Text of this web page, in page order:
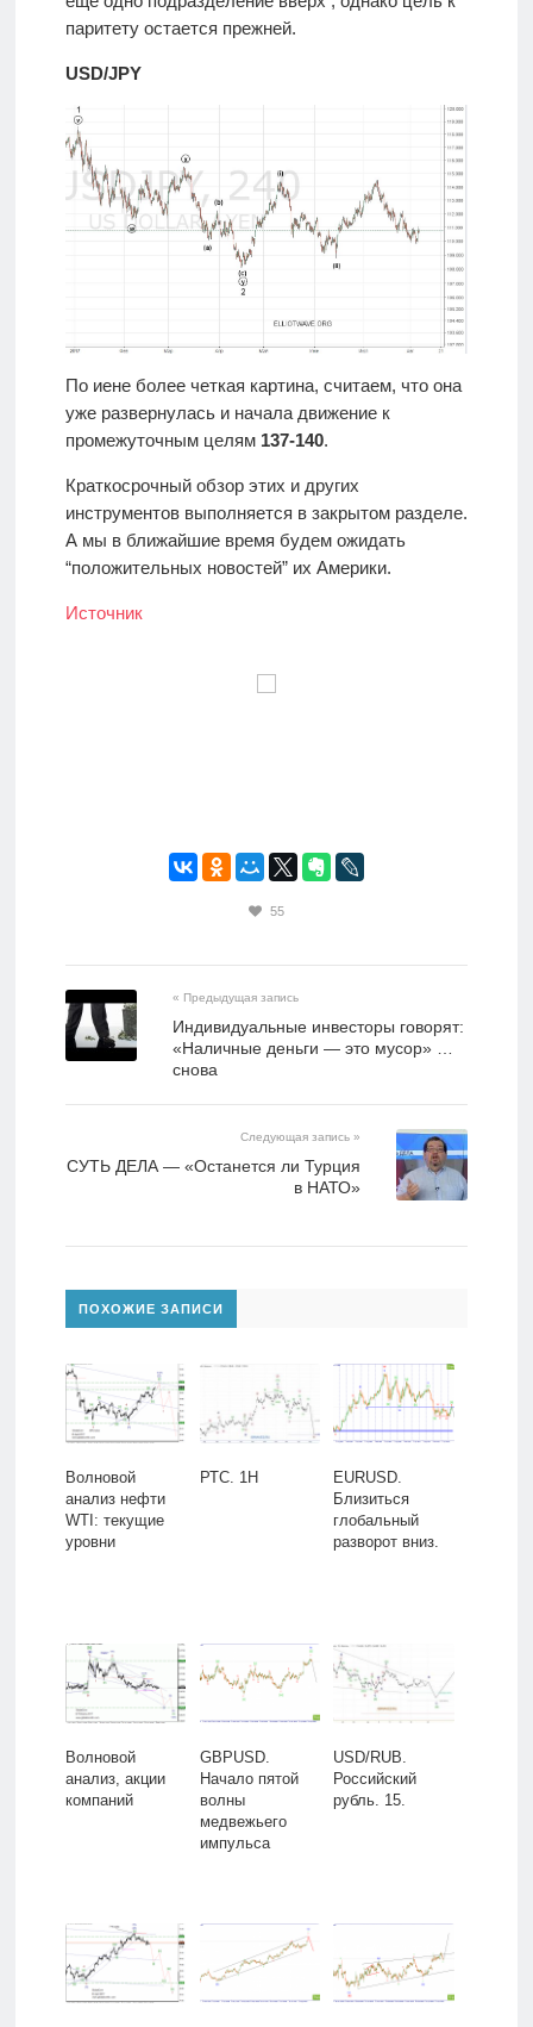
паритету остается прежней.
USD/JPY
По иене более четкая картина, считаем, что она
уже развернулась и начала движение к
промежуточным целям 137-140.
Краткосрочный обзор этих и других
инструментов выполняется в закрытом разделе.
А мы в ближайшие время будем ожидать
“положительных новостей” их Америки.
Источник
55
« Предыдущая запись
Индивидуальные инвесторы говорят:
«Наличные деньги — это мусор» …
снова
Следующая запись »
СУТЬ ДЕЛА — «Останется ли Турция
в НАТО»
ПОХОЖИЕ ЗАПИСИ
Волновой
анализ нефти
WTI: текущие
уровни
РТС. 1H
EURUSD.
Близиться
глобальный
разворот вниз.
Волновой
анализ, акции
компаний
GBPUSD.
Начало пятой
волны
медвежьего
импульса
USD/RUB.
Российский
рубль. 15.